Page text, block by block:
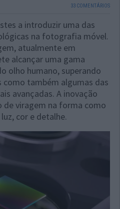
33 COMENTÁRIOS
a introduzir uma das
na fotografia móvel.
atualmente em
alcançar uma gama
olho humano, superando
como também algumas das
avançadas. A inovação
de viragem na forma como
cor e detalhe.